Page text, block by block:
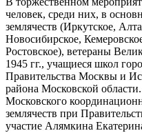
человек, среди них, в
землячеств (Иркутское,
Новосибирское,
Ростовское), ветераны
1945 гг., учащиеся школ
Правительства Москвы и
района Московской
Московского
землячеств при
участие Алямкина